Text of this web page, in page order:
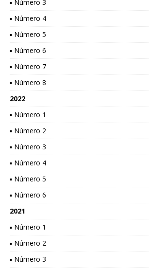
▪ Número 3
▪ Número 4
▪ Número 5
▪ Número 6
▪ Número 7
▪ Número 8
2022
▪ Número 1
▪ Número 2
▪ Número 3
▪ Número 4
▪ Número 5
▪ Número 6
2021
▪ Número 1
▪ Número 2
▪ Número 3